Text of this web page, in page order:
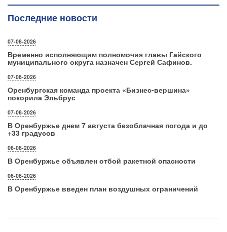
Последние новости
07-08-2026
Временно исполняющим полномочия главы Гайского
муниципального округа назначен Сергей Сафинов.
07-08-2026
Оренбургская команда проекта «Бизнес‑вершина»
покорила Эльбрус
07-08-2026
В Оренбуржье днем 7 августа безоблачная погода и до
+33 градусов
06-08-2026
В Оренбуржье объявлен отбой ракетной опасности
06-08-2026
В Оренбуржье введен план воздушных ограничений